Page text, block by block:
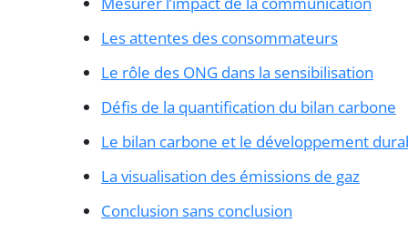
Les attentes des consommateurs
Le rôle des ONG dans la sensibilisation
Défis de la quantification du bilan carbone
Le bilan carbone et le développement
La visualisation des émissions de gaz
Conclusion sans conclusion